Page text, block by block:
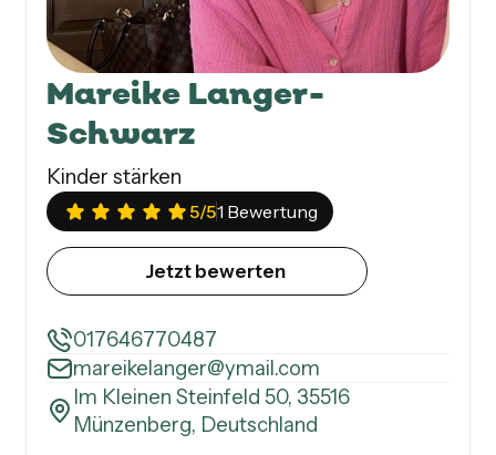
Mareike Langer-
Schwarz
Kinder stärken
5/51 Bewertung
Jetzt bewerten
017646770487
mareikelanger@ymail.com
Im Kleinen Steinfeld 50, 35516
Münzenberg, Deutschland